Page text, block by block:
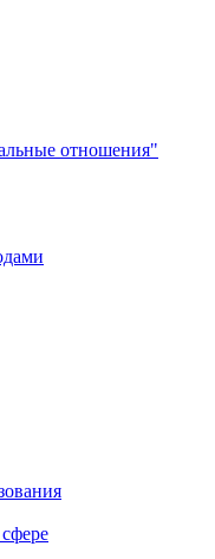
отношения"